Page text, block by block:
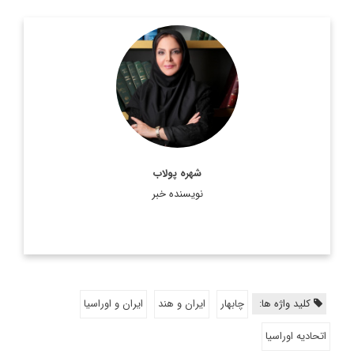
شهره پولاب
نویسنده خبر
دکترای جغرافیای سیاسی
اطلاعات بیشتر
کلید واژه ها: چابهار ایران و هند
ایران و اوراسیا
اتحادیه اوراسیا